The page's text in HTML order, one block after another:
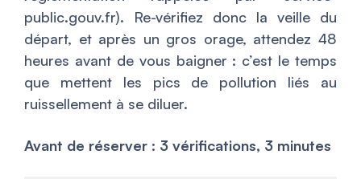
public.gouv.fr). Re-vérifiez donc la veille du
départ, et après un gros orage, attendez 48
heures avant de vous baigner : c’est le temps
que mettent les pics de pollution liés au
ruissellement à se diluer.
Avant de réserver : 3 vérifications, 3 minutes